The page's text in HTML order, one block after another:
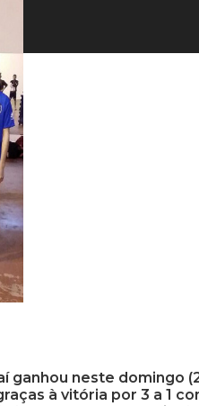
ganhou neste domingo
à vitória por 3 a 1